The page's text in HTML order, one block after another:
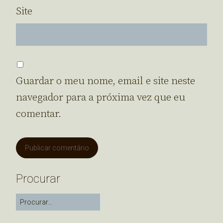
Site
Guardar o meu nome, email e site neste
navegador para a próxima vez que eu
comentar.
Procurar